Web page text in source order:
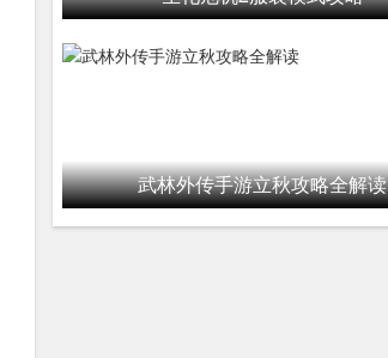
武林外传手游立秋攻略全解读